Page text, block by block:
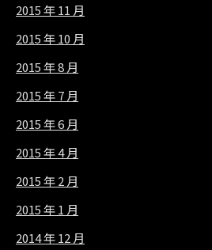
2015 年 11 月
2015 年 10 月
2015 年 8 月
2015 年 7 月
2015 年 6 月
2015 年 4 月
2015 年 2 月
2015 年 1 月
2014 年 12 月